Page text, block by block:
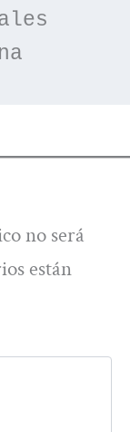
no será
están